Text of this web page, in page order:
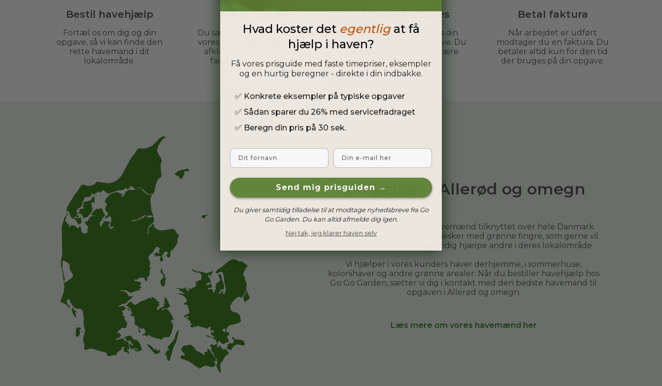
Bestil havehjælp
Fortæl os om dig og din
opgave, så vi kan finde den
rette havemand i dit
lokalområde.
Afklar opgave
Du sættes i kontakt med en af
vores havemænd, og sammen
afklarer I evt. spørgsmål og
fastsætter et tidspunkt.
Arbejdet udføres
Du kan slappe af, mens din
havemand ordner din have. Du
behøver ikke engang være
hjemme.
Betal faktura
Når arbejdet er udført
modtager du en faktura. Du
betaler altid kun for den tid
der bruges på din opgave.
Vi hjælper i Allerød og omegn
Hos Go Go Garden har vi havemænd tilknyttet over hele Danmark.
De er helt almindelige mennesker med grønne fingre, som gerne vil
tilbringe tid i haven og samtidig hjælpe andre i deres lokalområde.
Vi hjælper i vores kunders haver derhjemme, i sommerhuse,
kolonihaver og andre grønne arealer. Når du bestiller havehjælp hos
Go Go Garden, sætter vi dig i kontakt med den bedste havemand til
opgaven i Allerød og omegn.
Læs mere om vores havemænd her
Hvad koster det egentligat få
hjælp i haven?
Få vores prisguide med faste timepriser, eksempler
og en hurtig beregner - direkte i din indbakke.
✅ Konkrete eksempler på typiske opgaver
✅ Sådan sparer du 26% med servicefradraget
✅ Beregn din pris på 30 sek.
Fornavn Email
Send mig prisguiden →
Du giver samtidig tilladelse til at modtage nyhedsbreve fra Go
Go Garden. Du kan altid afmelde dig igen.
Nej tak, jeg klarer haven selv